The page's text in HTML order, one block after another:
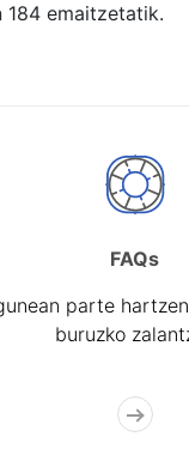
184 emaitzetatik.
FAQs
parte
buruzko